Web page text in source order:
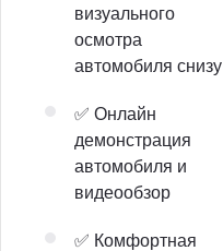
визуального
осмотра
автомобиля снизу
✅ Онлайн
демонстрация
автомобиля и
видеообзор
✅ Комфортная